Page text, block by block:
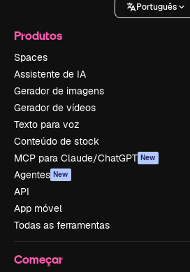
Português
Produtos
Spaces
Assistente de IA
Gerador de imagens
Gerador de vídeos
Texto para voz
Conteúdo de stock
MCP para Claude/ChatGPT New
Agentes New
API
App móvel
Todas as ferramentas
Começar